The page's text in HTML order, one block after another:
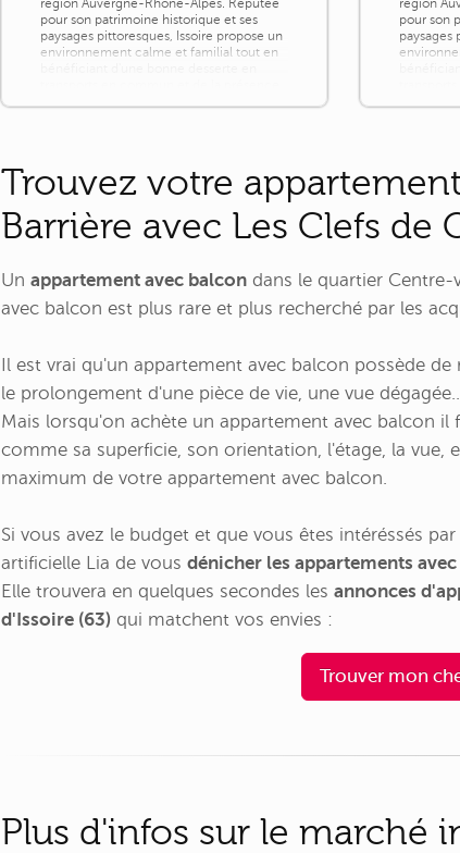
région Auvergne-Rhône-Alpes. Réputée
pour son patrimoine historique et ses
paysages pittoresques, Issoire propose un
environnement calme et familial tout en
région
pour son
paysages
Trouvez votre
Barrière avec Les Clefs de
Un appartement avec balcon dans le quartier
avec balcon est plus rare et plus recherché par les
Il est vrai qu'un appartement avec balcon possède
le prolongement d'une pièce de vie, une vue
Mais lorsqu'on achète un appartement avec balcon
comme sa superficie, son orientation, l'étage, la vue,
maximum de votre appartement avec balcon.
Si vous avez le budget et que vous êtes intéréssés
artificielle Lia de vous dénicher les appartements
Elle trouvera en quelques secondes les annonces
d'Issoire (63) qui matchent vos envies :
Trouver mon
Plus d'infos sur le marché